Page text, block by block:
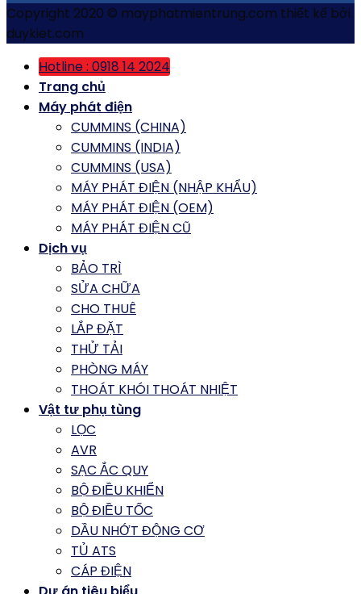
Copyright 2020 © mayphatmientrung.com thiết kế bởi
duykiet.com
Hotline : 0918 14 2024
Trang chủ
Máy phát điện
CUMMINS (CHINA)
CUMMINS (INDIA)
CUMMINS (USA)
MÁY PHÁT ĐIỆN (NHẬP KHẨU)
MÁY PHÁT ĐIỆN (OEM)
MÁY PHÁT ĐIỆN CŨ
Dịch vụ
BẢO TRÌ
SỬA CHỮA
CHO THUÊ
LẮP ĐẶT
THỬ TẢI
PHÒNG MÁY
THOÁT KHÓI THOÁT NHIỆT
Vật tư phụ tùng
LỌC
AVR
SẠC ẮC QUY
BỘ ĐIỀU KHIỂN
BỘ ĐIỀU TỐC
DẦU NHỚT ĐỘNG CƠ
TỦ ATS
CÁP ĐIỆN